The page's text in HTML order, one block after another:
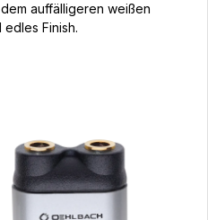
auffälligeren weißen
Finish.